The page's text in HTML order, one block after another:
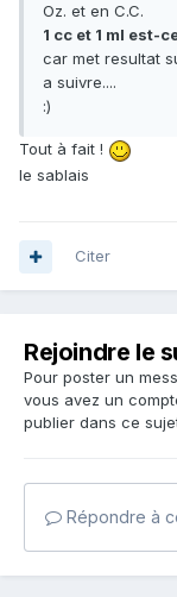
Oz. et en C.C.
1 cc et 1 ml est-
car met resultat
a suivre....
:)
Tout à fait !
le sablais
Citer
Rejoindre le
Pour poster un
vous avez un
publier dans ce
Répondre à